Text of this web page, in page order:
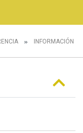
INFORMACIÓN